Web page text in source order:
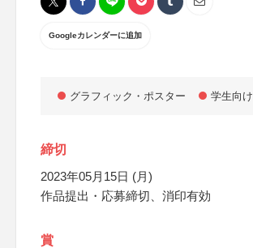
Googleカレンダーに追加
グラフィック・ポスター 学生向け
締切
2023年05月15日 (月)
作品提出・応募締切、消印有効
賞